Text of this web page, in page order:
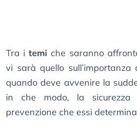
Tra itemi che saranno
vi sarà quello sull’importanza
quando deve avvenire la
in che modo, la
prevenzione che essi